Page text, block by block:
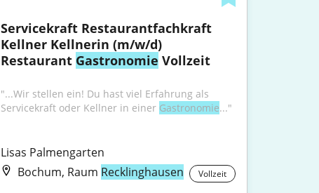
Servicekraft Restaurantfachkraft
Kellner Kellnerin (m/w/d)
Restaurant Gastronomie Vollzeit
"...Wir stellen ein! Du hast viel Erfahrung als
Servicekraft oder Kellner in einer Gastronomie..."
Lisas Palmengarten
Bochum, Raum Recklinghausen Vollzeit